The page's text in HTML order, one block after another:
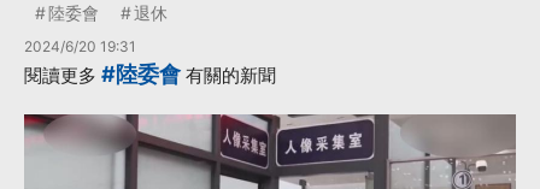
陸委會 退休
2024/6/20 19:31
閱讀更多 #陸委會 有關的新聞